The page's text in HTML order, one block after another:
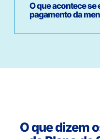
O que acontece se
pagamento da
O que dizem